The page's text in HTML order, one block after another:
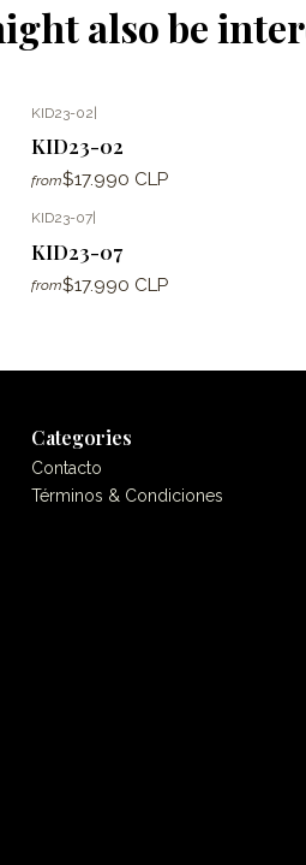
also be
KID23-02
KID23-02
from$17.990 CLP
KID23-07|
KID23-07
from$17.990 CLP
Categories
Contacto
Términos & Condiciones